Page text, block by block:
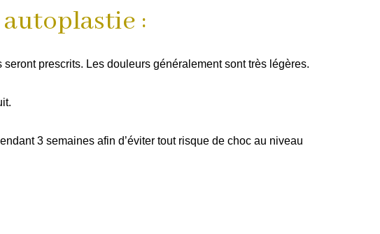
:
prescrits. Les douleurs généralement sont très légères.
3 semaines afin d’éviter tout risque de choc au niveau